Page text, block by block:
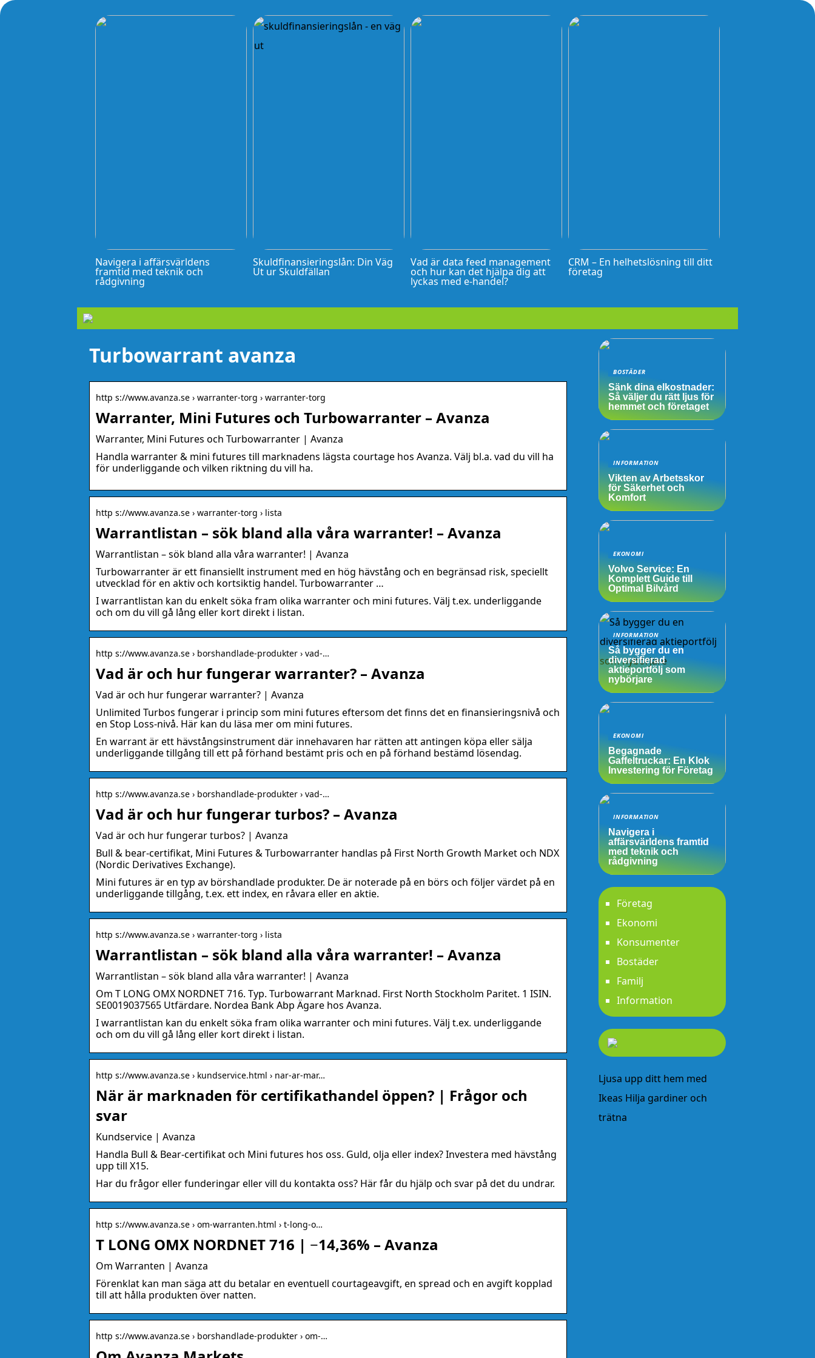
Navigera i affärsvärldens
framtid med teknik och
rådgivning
Skuldfinansieringslån: Din Väg
Ut ur Skuldfällan
Vad är data feed management
och hur kan det hjälpa dig att
lyckas med e-handel?
CRM – En helhetslösning till ditt
företag
Turbowarrant avanza
http s://www.avanza.se › warranter-torg › warranter-torg
Warranter, Mini Futures och Turbowarranter – Avanza
Warranter, Mini Futures och Turbowarranter | Avanza
Handla warranter & mini futures till marknadens lägsta courtage hos Avanza. Välj bl.a. vad du vill ha
för underliggande och vilken riktning du vill ha.
http s://www.avanza.se › warranter-torg › lista
Warrantlistan – sök bland alla våra warranter! – Avanza
Warrantlistan – sök bland alla våra warranter! | Avanza
Turbowarranter är ett finansiellt instrument med en hög hävstång och en begränsad risk, speciellt
utvecklad för en aktiv och kortsiktig handel. Turbowarranter …
I warrantlistan kan du enkelt söka fram olika warranter och mini futures. Välj t.ex. underliggande
och om du vill gå lång eller kort direkt i listan.
http s://www.avanza.se › borshandlade-produkter › vad-…
Vad är och hur fungerar warranter? – Avanza
Vad är och hur fungerar warranter? | Avanza
Unlimited Turbos fungerar i princip som mini futures eftersom det finns det en finansieringsnivå och
en Stop Loss-nivå. Här kan du läsa mer om mini futures.
En warrant är ett hävstångsinstrument där innehavaren har rätten att antingen köpa eller sälja
underliggande tillgång till ett på förhand bestämt pris och en på förhand bestämd lösendag.
http s://www.avanza.se › borshandlade-produkter › vad-…
Vad är och hur fungerar turbos? – Avanza
Vad är och hur fungerar turbos? | Avanza
Bull & bear-certifikat, Mini Futures & Turbowarranter handlas på First North Growth Market och NDX
(Nordic Derivatives Exchange).
Mini futures är en typ av börshandlade produkter. De är noterade på en börs och följer värdet på en
underliggande tillgång, t.ex. ett index, en råvara eller en aktie.
http s://www.avanza.se › warranter-torg › lista
Warrantlistan – sök bland alla våra warranter! – Avanza
Warrantlistan – sök bland alla våra warranter! | Avanza
Om T LONG OMX NORDNET 716. Typ. Turbowarrant Marknad. First North Stockholm Paritet. 1 ISIN.
SE0019037565 Utfärdare. Nordea Bank Abp Ägare hos Avanza.
I warrantlistan kan du enkelt söka fram olika warranter och mini futures. Välj t.ex. underliggande
och om du vill gå lång eller kort direkt i listan.
http s://www.avanza.se › kundservice.html › nar-ar-mar…
När är marknaden för certifikathandel öppen? | Frågor och
svar
Kundservice | Avanza
Handla Bull & Bear-certifikat och Mini futures hos oss. Guld, olja eller index? Investera med hävstång
upp till X15.
Har du frågor eller funderingar eller vill du kontakta oss? Här får du hjälp och svar på det du undrar.
http s://www.avanza.se › om-warranten.html › t-long-o…
T LONG OMX NORDNET 716 | −14,36% – Avanza
Om Warranten | Avanza
Förenklat kan man säga att du betalar en eventuell courtageavgift, en spread och en avgift kopplad
till att hålla produkten över natten.
http s://www.avanza.se › borshandlade-produkter › om-…
BOSTÄDER
Sänk dina elkostnader:
Så väljer du rätt ljus för
hemmet och företaget
INFORMATION
Vikten av Arbetsskor
för Säkerhet och
Komfort
EKONOMI
Volvo Service: En
Komplett Guide till
Optimal Bilvård
INFORMATION
Så bygger du en
diversifierad
aktieportfölj som
nybörjare
EKONOMI
Begagnade
Gaffeltruckar: En Klok
Investering för Företag
INFORMATION
Navigera i
affärsvärldens framtid
med teknik och
rådgivning
Företag
Ekonomi
Konsumenter
Bostäder
Familj
Information
Ljusa upp ditt hem med
Ikeas Hilja gardiner och
trätna